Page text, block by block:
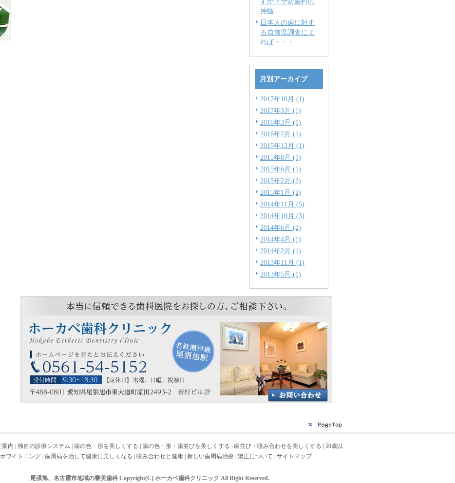
神髄
日本人の歯に対す
る自信度調査によ
れば・・・
月別アーカイブ
2017年10月 (1)
2017年3月 (1)
2016年3月 (1)
2016年2月 (1)
2015年12月 (1)
2015年8月 (1)
2015年6月 (1)
2015年2月 (3)
2015年1月 (2)
2014年11月 (5)
2014年10月 (3)
2014年6月 (2)
2014年4月 (1)
2014年2月 (1)
2013年11月 (1)
2013年5月 (1)
案内 独自の診療システム 歯の色・形を美しくする 歯の色・形・歯並びを美しくする 歯並び・咬み合わせを美しくする
50歳以
ホワイトニング 歯周病を治して健康に美しくなる 咬み合わせと健康 新しい歯周病治療 矯正について サイトマップ
尾張旭、名古屋市地域の審美歯科 Copyright(C) ホーカベ歯科クリニック All Right Reserved.